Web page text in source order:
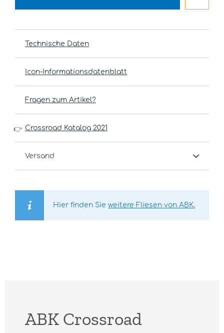
Technische Daten
Icon-Informationsdatenblatt
Fragen zum Artikel?
👉 Crossroad Katalog 2021
Versand
Hier finden Sieweitere Fliesen von ABK.
ABK Crossroad